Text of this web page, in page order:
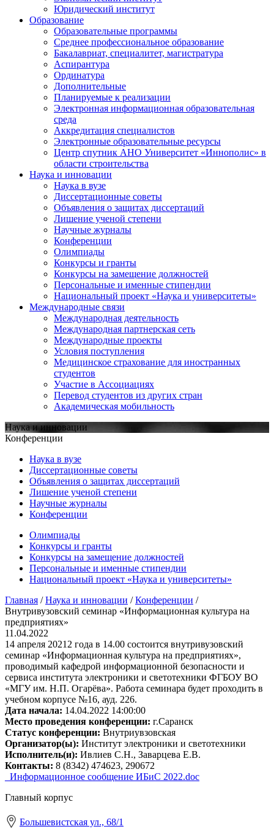
Юридический институт
Образование
Образовательные программы
Среднее профессиональное образование
Бакалавриат, специалитет, магистратура
Аспирантура
Ординатура
Дополнительные
Планируемые к реализации
Электронная информационная образовательная
среда
Аккредитация специалистов
Электронные образовательные ресурсы
Центр спутник АНО Университет «Иннополис» в
области строительства
Наука и инновации
Наука в вузе
Диссертационные советы
Объявления о защитах диссертаций
Лишение ученой степени
Научные журналы
Конференции
Олимпиады
Конкурсы и гранты
Конкурсы на замещение должностей
Персональные и именные стипендии
Национальный проект «Наука и университеты»
Международные связи
Международная деятельность
Международная партнерская сеть
Международные проекты
Условия поступления
Медицинское страхование для иностранных
студентов
Участие в Ассоциациях
Перевод студентов из других стран
Академическая мобильность
Наука и инновации
Конференции
Наука в вузе
Диссертационные советы
Объявления о защитах диссертаций
Лишение ученой степени
Научные журналы
Конференции
Олимпиады
Конкурсы и гранты
Конкурсы на замещение должностей
Персональные и именные стипендии
Национальный проект «Наука и университеты»
Главная /Наука и инновации /Конференции /
Внутривузовский семинар «Информационная культура на
предприятиях»
11.04.2022
14 апреля 20212 года в 14.00 состоится внутривузовский
семинар «Информационная культура на предприятиях»,
проводимый кафедрой информационной безопасности и
сервиса института электроники и светотехники ФГБОУ ВО
«МГУ им. Н.П. Огарёва». Работа семинара будет проходить в
учебном корпусе №16, ауд. 226.
Дата начала: 14.04.2022 14:00:00
Место проведения конференции: г.Саранск
Статус конференции: Внутриувзовская
Организатор(ы): Институт электроники и светотехники
Исполнитель(и): Ивлиев С.Н., Заварцева Е.В.
Контакты: 8 (8342) 474623, 290672
_Информационное сообщение ИБиС 2022.doc
Главный корпус
Большевистская ул., 68/1